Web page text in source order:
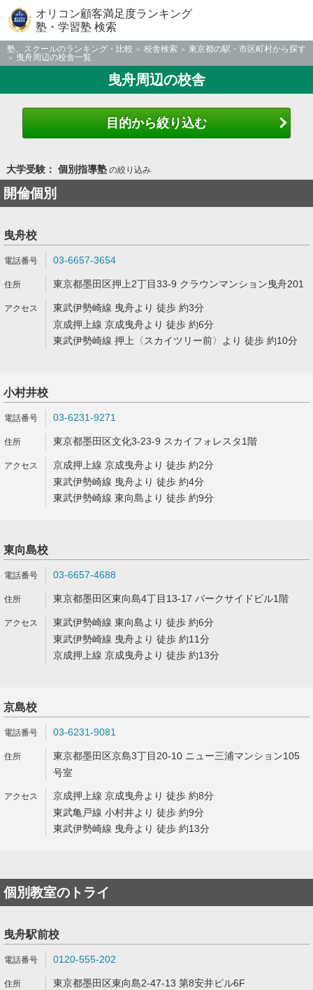
オリコン顧客満足度ランキング
塾・学習塾 検索
塾、スクールのランキング・比較 校舎検索
東京都の駅・市区町村から探す
曳舟周辺の校舎一覧
曳舟周辺の校舎
目的から絞り込む
大学受験： 個別指導塾の絞り込み
開倫個別
曳舟校
03-6657-3654
東京都墨田区押上2丁目33-9 クラウンマンション曳舟201
東武伊勢崎線 曳舟より 徒歩 約3分
京成押上線 京成曳舟より 徒歩 約6分
東武伊勢崎線 押上〈スカイツリー前〉より 徒歩 約10分
小村井校
03-6231-9271
東京都墨田区文化3-23-9 スカイフォレスタ1階
京成押上線 京成曳舟より 徒歩 約2分
東武伊勢崎線 曳舟より 徒歩 約4分
東武伊勢崎線 東向島より 徒歩 約9分
東向島校
03-6657-4688
東京都墨田区東向島4丁目13-17 パークサイドビル1階
東武伊勢崎線 東向島より 徒歩 約6分
東武伊勢崎線 曳舟より 徒歩 約11分
京成押上線 京成曳舟より 徒歩 約13分
京島校
03-6231-9081
東京都墨田区京島3丁目20-10 ニュー三浦マンション105
号室
京成押上線 京成曳舟より 徒歩 約8分
東武亀戸線 小村井より 徒歩 約9分
東武伊勢崎線 曳舟より 徒歩 約13分
個別教室のトライ
曳舟駅前校
0120-555-202
東京都墨田区東向島2-47-13 第8安井ビル6F